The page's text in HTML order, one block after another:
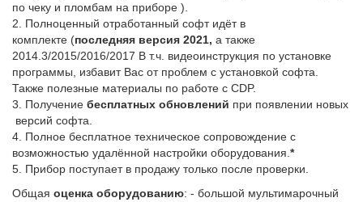
по чеку и пломбам на приборе ).
2. Полноценный отработанный софт идёт в
комплекте (последняя версия 2021, а также
2014.3/2015/2016/2017 В т.ч. видеоинструкция по установке
программы, избавит Вас от проблем с установкой софта.
Также полезные материалы по работе с CDP.
3. Получение бесплатных обновлений при появлении новых
версий софта.
4. Полное бесплатное техническое сопровождение с
возможностью удалённой настройки оборудования. *
5. Прибор поступает в продажу только после проверки.
Общая оценка оборудованию: - большой мультимарочный